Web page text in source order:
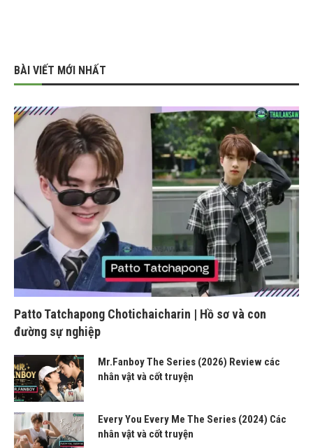
BÀI VIẾT MỚI NHẤT
Patto Tatchapong Chotichaicharin | Hồ sơ và con
đường sự nghiệp
Mr.Fanboy The Series (2026) Review các
nhân vật và cốt truyện
Every You Every Me The Series (2024) Các
nhân vật và cốt truyện